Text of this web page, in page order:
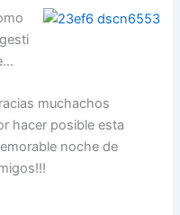
muchachos
hacer posible esta
noche de